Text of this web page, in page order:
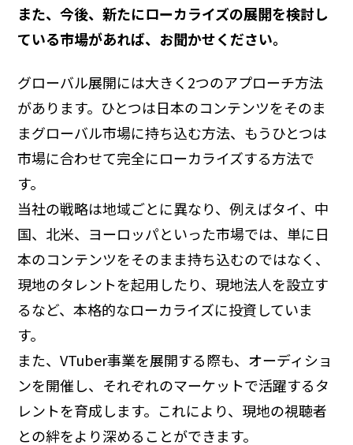
また、今後、新たにローカライズの展開を検討し
ている市場があれば、お聞かせください。
グローバル展開には大きく2つのアプローチ方法
があります。ひとつは日本のコンテンツをそのま
まグローバル市場に持ち込む方法、もうひとつは
市場に合わせて完全にローカライズする方法で
す。
当社の戦略は地域ごとに異なり、例えばタイ、中
国、北米、ヨーロッパといった市場では、単に日
本のコンテンツをそのまま持ち込むのではなく、
現地のタレントを起用したり、現地法人を設立す
るなど、本格的なローカライズに投資していま
す。
また、VTuber事業を展開する際も、オーディショ
ンを開催し、それぞれのマーケットで活躍するタ
レントを育成します。これにより、現地の視聴者
との絆をより深めることができます。